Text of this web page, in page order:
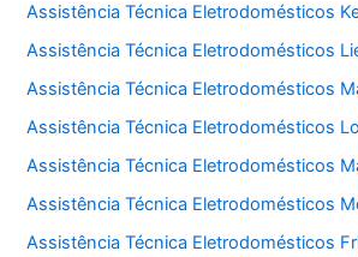
Assistência Técnica Eletrodomésticos
Assistência Técnica Eletrodomésticos
Assistência Técnica Eletrodomésticos
Assistência Técnica Eletrodomésticos
Assistência Técnica Eletrodomésticos
Assistência Técnica Eletrodomésticos
Assistência Técnica Eletrodomésticos